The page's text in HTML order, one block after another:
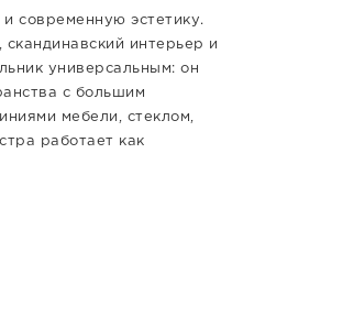
современную эстетику.
интерьер и
универсальным: он
с большим
мебели, стеклом,
работает как